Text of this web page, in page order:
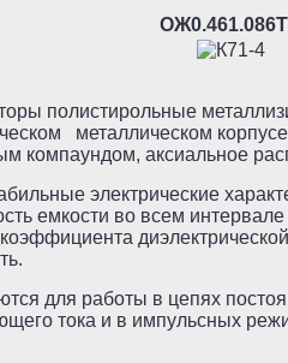
полистирольные
металлическом
компаундом, аксиальное
электрические
емкости во всем
для работы в цепях
тока и в импульсных